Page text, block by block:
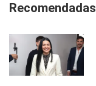
Recomendadas